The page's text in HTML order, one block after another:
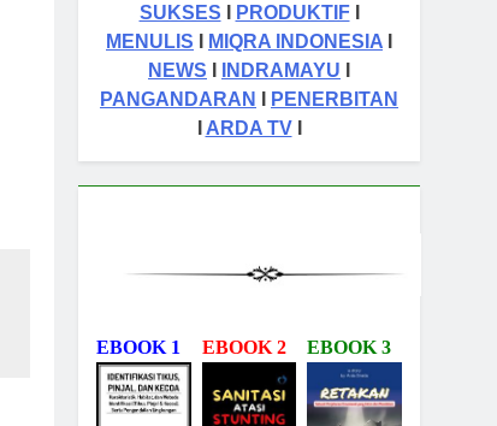
SUKSESIPRODUKTIFI
MENULIS I MIQRA INDONESIA I
NEWS I INDRAMAYU I
PANGANDARAN I PENERBITAN
IARDA TVI
EBOOK 1 EBOOK 2 EBOOK 3